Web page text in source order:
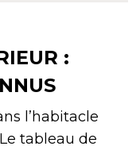
:
l’habitacle
tableau de